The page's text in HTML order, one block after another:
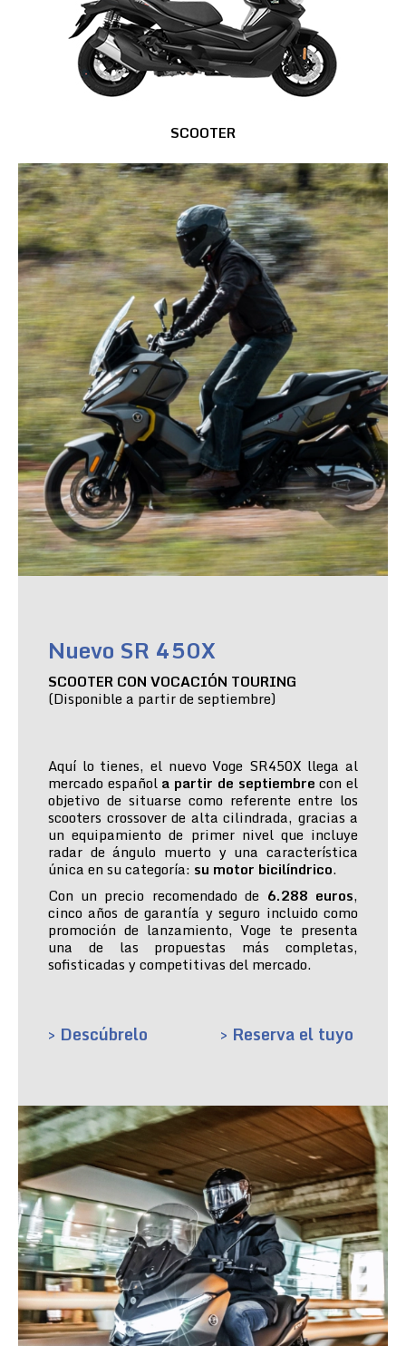
SCOOTER
Nuevo SR 450X
SCOOTER CON VOCACIÓN TOURING
(Disponible a partir de septiembre)
Aquí lo tienes, el nuevo Voge SR450X llega al
mercado español a partir de septiembre con el
objetivo de situarse como referente entre los
scooters crossover de alta cilindrada, gracias a
un equipamiento de primer nivel que incluye
radar de ángulo muerto y una característica
única en su categoría: su motor bicilíndrico.
Con un precio recomendado de 6.288 euros,
cinco años de garantía y seguro incluido como
promoción de lanzamiento, Voge te presenta
una de las propuestas más completas,
sofisticadas y competitivas del mercado.
> Descúbrelo > Reserva el tuyo